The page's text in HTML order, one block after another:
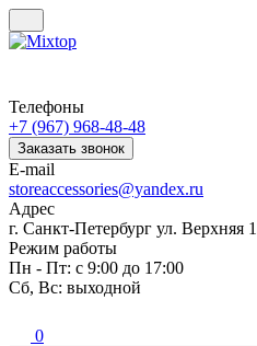
Телефоны
+7 (967) 968-48-48
Заказать звонок
E-mail
storeaccessories@yandex.ru
Адрес
г. Санкт-Петербург ул. Верхняя
Режим работы
Пн - Пт: с 9:00 до 17:00
Сб, Вс: выходной
0